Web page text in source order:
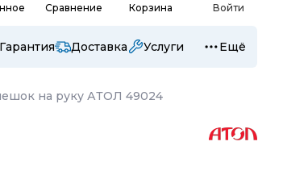
Сравнение Корзина Войти
Гарантия Доставка Услуги Ещё
на руку АТОЛ 49024